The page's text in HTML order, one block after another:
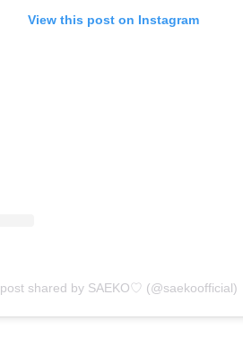
View this post on Instagram
shared by SAEKO♡ (@saekoofficial)